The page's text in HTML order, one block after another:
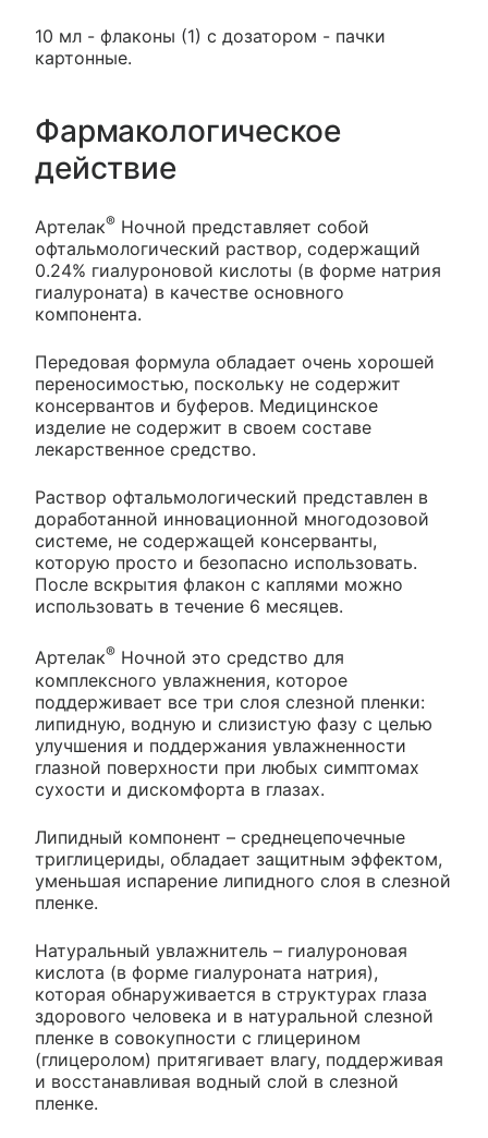
10 мл - флаконы (1) с дозатором - пачки
картонные.
Фармакологическое
действие
Артелак® Ночной представляет собой
офтальмологический раствор, содержащий
0.24% гиалуроновой кислоты (в форме натрия
гиалуроната) в качестве основного
компонента.
Передовая формула обладает очень хорошей
переносимостью, поскольку не содержит
консервантов и буферов. Медицинское
изделие не содержит в своем составе
лекарственное средство.
Раствор офтальмологический представлен в
доработанной инновационной многодозовой
системе, не содержащей консерванты,
которую просто и безопасно использовать.
После вскрытия флакон с каплями можно
использовать в течение 6 месяцев.
Артелак® Ночной это средство для
комплексного увлажнения, которое
поддерживает все три слоя слезной пленки:
липидную, водную и слизистую фазу с целью
улучшения и поддержания увлажненности
глазной поверхности при любых симптомах
сухости и дискомфорта в глазах.
Липидный компонент – среднецепочечные
триглицериды, обладает защитным эффектом,
уменьшая испарение липидного слоя в слезной
пленке.
Натуральный увлажнитель – гиалуроновая
кислота (в форме гиалуроната натрия),
которая обнаруживается в структурах глаза
здорового человека и в натуральной слезной
пленке в совокупности с глицерином
(глицеролом) притягивает влагу, поддерживая
и восстанавливая водный слой в слезной
пленке.